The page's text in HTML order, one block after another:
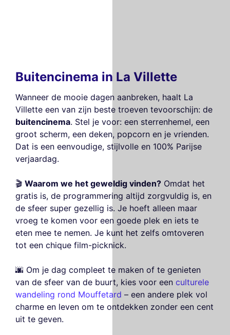
Buitencinema in La Villette
Wanneer de mooie dagen aanbreken, haalt La
Villette een van zijn beste troeven tevoorschijn: de
buitencinema. Stel je voor: een sterrenhemel, een
groot scherm, een deken, popcorn en je vrienden.
Dat is een eenvoudige, stijlvolle en 100% Parijse
verjaardag.
🎬 Waarom we het geweldig vinden? Omdat het
gratis is, de programmering altijd zorgvuldig is, en
de sfeer super gezellig is. Je hoeft alleen maar
vroeg te komen voor een goede plek en iets te
eten mee te nemen. Je kunt het zelfs omtoveren
tot een chique film-picknick.
🌆 Om je dag compleet te maken of te genieten
van de sfeer van de buurt, kies voor een culturele
wandeling rond Mouffetard – een andere plek vol
charme en leven om te ontdekken zonder een cent
uit te geven.